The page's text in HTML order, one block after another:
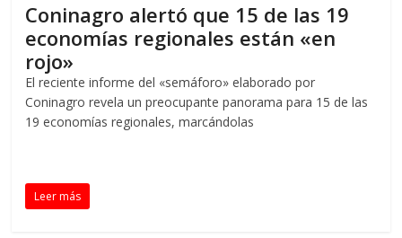
Coninagro alertó que 15 de las 19
economías regionales están «en
rojo»
El reciente informe del «semáforo» elaborado por
Coninagro revela un preocupante panorama para 15 de las
19 economías regionales, marcándolas
Leer más